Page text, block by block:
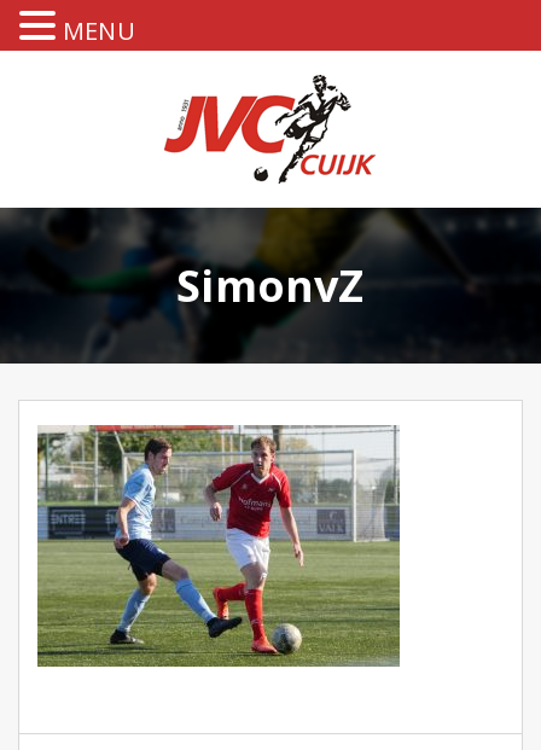
SimonvZ
MENU